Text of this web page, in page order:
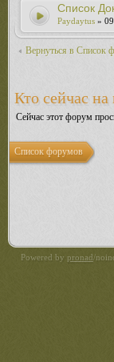
Список
Paydaytus »
Вернуться в Список
Кто сейчас
Сейчас этот форум
Список форумов
Powered by pronad/